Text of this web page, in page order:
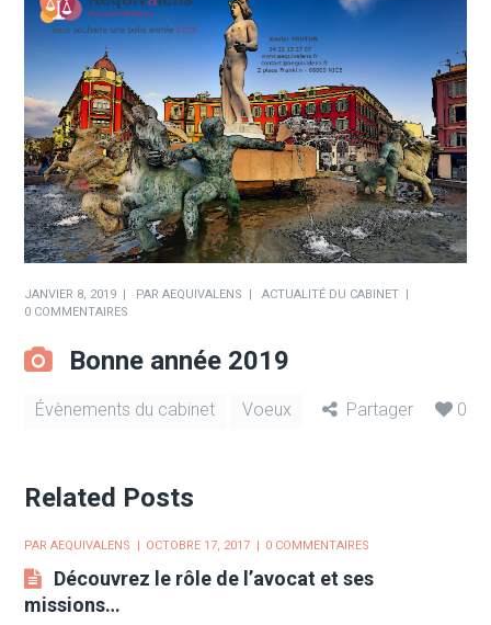
JANVIER 8, 2019 PARAEQUIVALENS
ACTUALITÉ DU CABINET
0 COMMENTAIRES
Bonne année 2019
Évènements du cabinet Voeux Partager 0
Related Posts
PARAEQUIVALENS OCTOBRE 17, 2017 0 COMMENTAIRES
Découvrez le rôle de l’avocat et ses
missions…